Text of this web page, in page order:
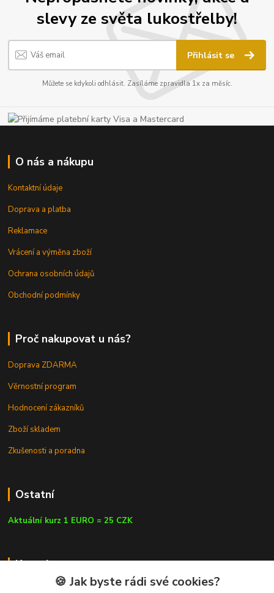
slevy ze světa lukostřelby!
Přihlásit se
Můžete se kdykoli odhlásit. Zasíláme zpravidla 1x za měsíc.
O nás a nákupu
Kontaktní údaje
Doprava a platba
Reklamace
Vrácení a výměna zboží
Ochrana osobních údajů
Obchodní podmínky
Proč nakupovat u nás?
Doprava ZDARMA
Věrnostní program
Hodnocení zákazníků
Zboží skladem
Zkušenosti a poradna
Ostatní
Aktuální kurz 1 EURO = 25 CZK
Kontakty
🍪 Jak byste rádi své cookies?